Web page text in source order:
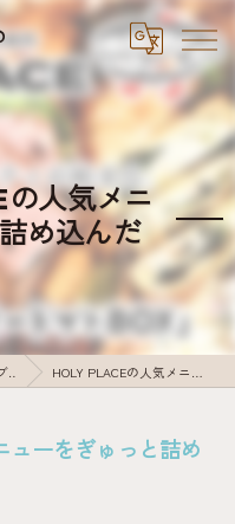
人気メニ
め込んだ
グ HOLY PLACEの人気メニューをぎゅっと詰め込んだ
ーをぎゅっと詰め